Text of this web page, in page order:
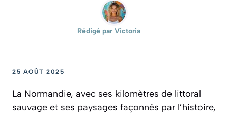
Rédigé par Victoria
25 AOÛT 2025
La Normandie, avec ses kilomètres de littoral
sauvage et ses paysages façonnés par l’histoire,